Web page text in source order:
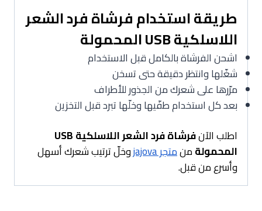
طريقة استخدام فرشاة فرد الشعر
اللاسلكية USB المحمولة
اشحن الفرشاة بالكامل قبل الاستخدام
شغّلها وانتظر دقيقة حتى تسخن
مرّرها على شعرك من الجذور للأطراف
بعد كل استخدام طفّيها وخلّها تبرد قبل التخزين
اطلب الآن
فرشاة فرد الشعر اللاسلكية USB
المحمولةمنمتجر jajova
وخلّ ترتيب شعرك أسهل
وأسرع من قبل.